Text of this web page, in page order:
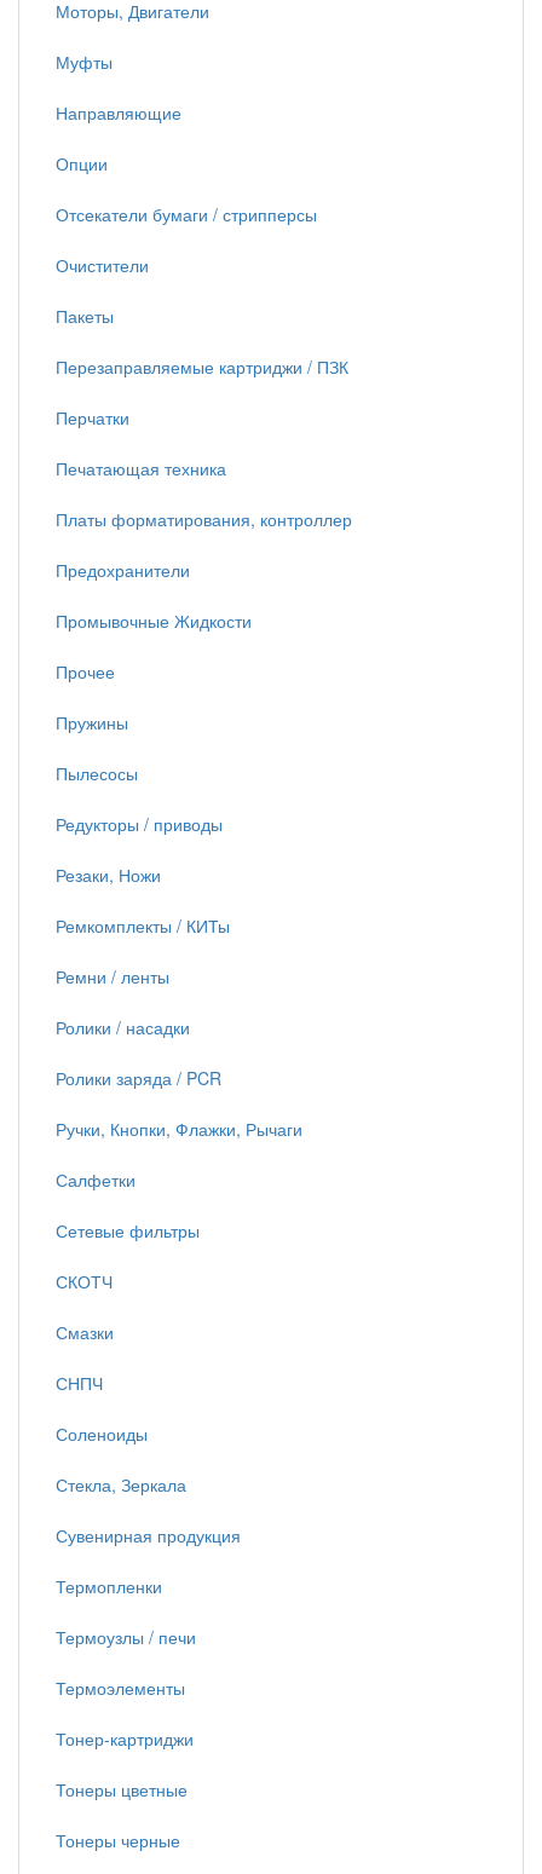
Моторы, Двигатели
Муфты
Направляющие
Опции
Отсекатели бумаги / стрипперсы
Очистители
Пакеты
Перезаправляемые картриджи / ПЗК
Перчатки
Печатающая техника
Платы форматирования, контроллер
Предохранители
Промывочные Жидкости
Прочее
Пружины
Пылесосы
Редукторы / приводы
Резаки, Ножи
Ремкомплекты / КИТы
Ремни / ленты
Ролики / насадки
Ролики заряда / PCR
Ручки, Кнопки, Флажки, Рычаги
Салфетки
Сетевые фильтры
СКОТЧ
Смазки
СНПЧ
Соленоиды
Стекла, Зеркала
Сувенирная продукция
Термопленки
Термоузлы / печи
Термоэлементы
Тонер-картриджи
Тонеры цветные
Тонеры черные